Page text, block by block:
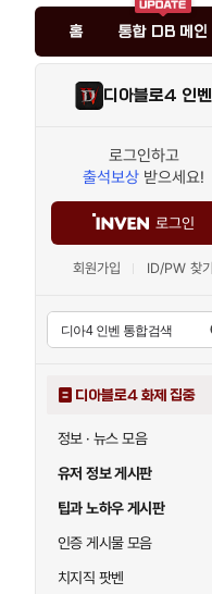
홈 통합 DB 메인
디아블로4 인벤
로그인하고
출석보상 받으세요!
로그인
회원가입 ID/PW 찾기
디아블로4 화제 집중
정보 · 뉴스 모음
유저 정보 게시판
팁과 노하우 게시판
인증 게시물 모음
치지직 팟벤